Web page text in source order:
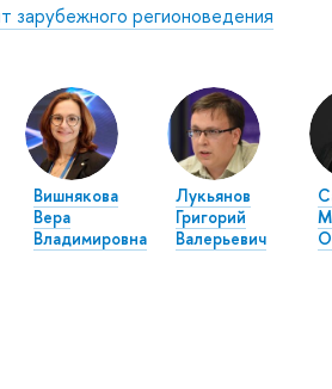
зарубежного регионоведения
Вишнякова
Вера
Владимировна
Лукьянов
Григорий
Валерьевич